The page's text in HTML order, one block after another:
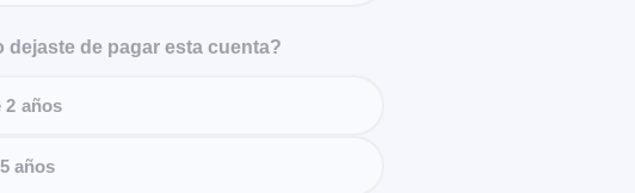
dejaste de pagar esta cuenta?
2 años
años